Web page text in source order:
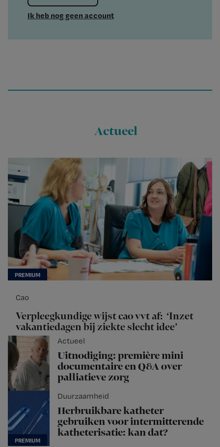
Ik heb nog geen account
Actueel
Cao
Verpleegkundige wijst cao vvt af: ‘Inzet
vakantiedagen bij ziekte slecht idee’
Actueel
Uitnodiging: première mini
documentaire en Q&A over
palliatieve zorg
Duurzaamheid
Herbruikbare katheter
gebruiken voor intermitterende
katheterisatie: kan dat?